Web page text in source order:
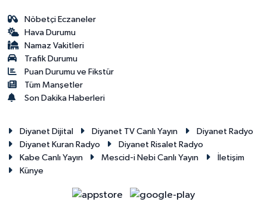
Nöbetçi Eczaneler
Hava Durumu
Namaz Vakitleri
Trafik Durumu
Puan Durumu ve Fikstür
Tüm Manşetler
Son Dakika Haberleri
Diyanet Dijital Diyanet TV Canlı Yayın
Diyanet Radyo
Diyanet Kuran Radyo
Diyanet Risalet Radyo
Kabe Canlı Yayın
Mescid-i Nebi Canlı Yayın
İletişim
Künye